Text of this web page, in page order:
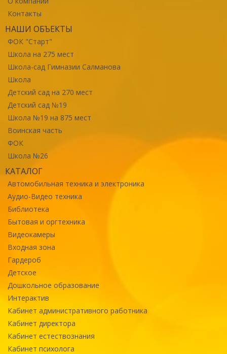
Контакты
НАШИ ОБЪЕКТЫ
ФОК "Старт"
Школа на 275 мест
Школа-сад Гимназии Салманова
Школа
Детский сад на 270 мест
Детский сад №19
Школа №19 на 875 мест
Воинская часть
ФОК
Школа №26
КАТАЛОГ
Автомобильная техника и электроника
Аудио-Видео техника
Библиотека
Бытовая и оргтехника
Видеокамеры
Входная зона
Гардероб
Детское
Дошкольное образование
Интерактив
Кабинет административного работника
Кабинет директора
Кабинет естествознания
Кабинет психолога